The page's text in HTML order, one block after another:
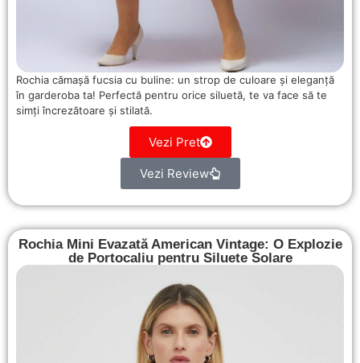
Rochia cămașă fucsia cu buline: un strop de culoare și eleganță
în garderoba ta! Perfectă pentru orice siluetă, te va face să te
simți încrezătoare și stilată.
Vezi Pret
Vezi Review
Rochia Mini Evazată American Vintage: O Explozie
de Portocaliu pentru Siluete Solare